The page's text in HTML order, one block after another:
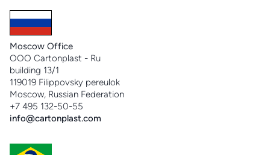
Moscow Office
OOO Cartonplast - Ru
building 13/1
119019 Filippovsky pereulok
Moscow, Russian Federation
+7 495 132-50-55
info@cartonplast.com